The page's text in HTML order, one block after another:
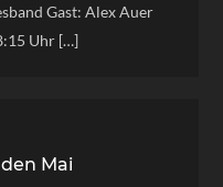
Gast: Alex Auer
Uhr […]
Mai